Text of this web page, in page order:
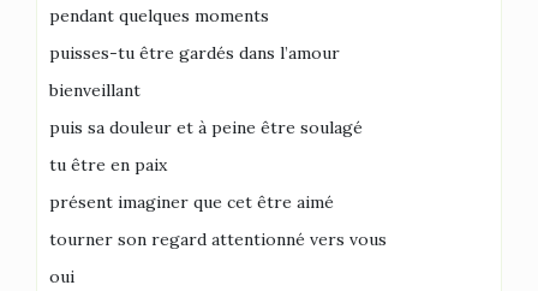
pendant quelques moments
puisses-tu être gardés dans l’amour
bienveillant
puis sa douleur et à peine être soulagé
tu être en paix
présent imaginer que cet être aimé
tourner son regard attentionné vers vous
oui